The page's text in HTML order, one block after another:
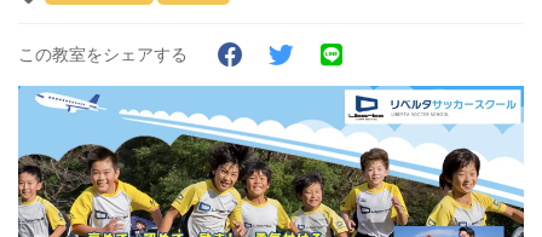
この教室をシェアする